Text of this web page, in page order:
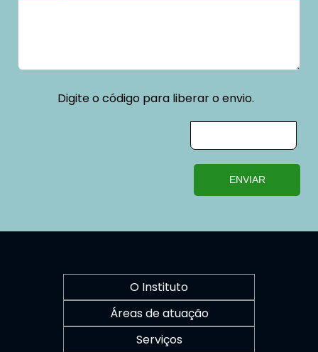
Digite o código para liberar o envio.
ENVIAR
O Instituto
Áreas de atuação
Serviços